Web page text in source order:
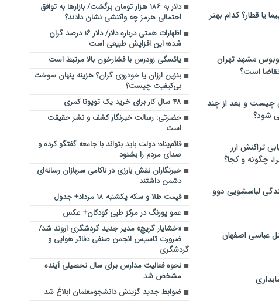
یا قطار؟ کدام بهتر
مشهد تهران
است؟
چیست و بعد از چند
شود؟
تراکنش ارز
چگونه و کجا؟
لباسشویی دوو
عباسی اصفهان
دلار به ۱۸۶ هزار تومان برگشت/ بازارها به توافق
احتمالی هرمز چه واکنشی نشان دادند؟
اظهارات همتی درباره دلار/ دلار ۱۶ درصد گران
شده؛ این افزایش طبیعی است
یائسگی زودرس با فشارخون بالا مرتبط است
بنزین ارزان یا خودروی گران؟ هزینه پنهان سوخت
بی‌کیفیت چیست؟
۴۸ سال کار برای خرید یک تویوتا کمری
حضرتی: رسالت خبرنگار کشف و نشر حقیقت
است
قائم‌پناه: دولت باید بتواند با جامعه گفتگو کرده و
صدای مردم را بشنود
خبرنگاران نقش بارزی در ناکامی سربازان رسانه‌ای
دشمن داشتند
قیمت طلا و سکه یکشنبه ۱۸ مرداد+ جدول
عمو پورنگ در مرکز طبی کودکان+ عکس
«خشایار گریچ» مدیر جدید گردشگری اروند شد/
ضرورت تاسیس انجمن صنفی دفاتر هوایی و
گردشگری
نحوه فعالیت مدارس برای سال تحصیلی آینده
مشخص شد
ضوابط جدید گزینش دانشجومعلمان ابلاغ شد